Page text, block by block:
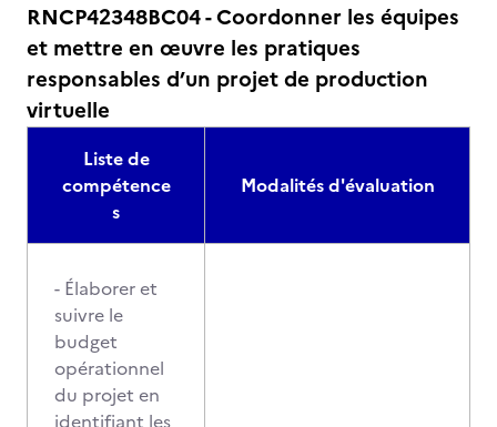
RNCP42348BC04 - Coordonner les équipes
et mettre en œuvre les pratiques
responsables d’un projet de production
virtuelle
Liste de
compétence
s
Modalités d'évaluation
- Élaborer et
suivre le
budget
opérationnel
du projet en
identifiant les